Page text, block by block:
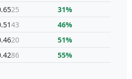
25
43
20
86
31%
46%
51%
55%